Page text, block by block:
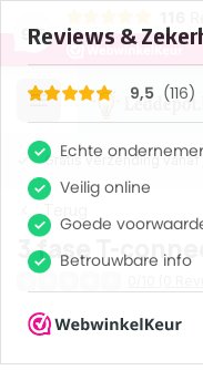
9,5
Gratis verzending vanaf
Terug
3 fase T-